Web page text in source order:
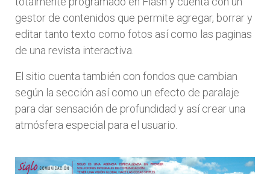
gestor de contenidos que permite agregar, borrar y
editar tanto texto como fotos así como las paginas
de una revista interactiva.
El sitio cuenta también con fondos que cambian
según la sección así como un efecto de paralaje
para dar sensación de profundidad y así crear una
atmósfera especial para el usuario.